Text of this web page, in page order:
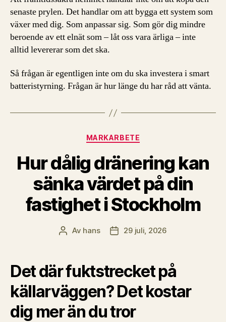
senaste prylen. Det handlar om att bygga ett system som
växer med dig. Som anpassar sig. Som gör dig mindre
beroende av ett elnät som – låt oss vara ärliga – inte
alltid levererar som det ska.
Så frågan är egentligen inte om du ska investera i smart
batteristyrning. Frågan är hur länge du har råd att vänta.
Kategorier
MARKARBETE
Hur dålig dränering kan
sänka värdet på din
fastighet i Stockholm
Inläggsförfattare
Av hans Inläggsdatum
29 juli, 2026
Det där fuktstrecket på
källarväggen? Det kostar
dig mer än du tror